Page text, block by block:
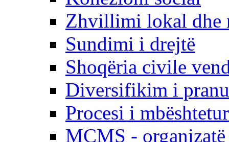
Zhvillimi lokal dhe
Sundimi i drejtë
Shoqëria civile
Diversifikim i
Procesi i
MCMS -